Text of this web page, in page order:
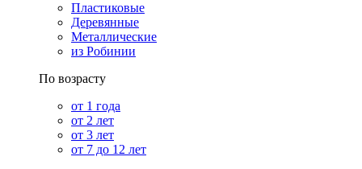
Пластиковые
Деревянные
Металлические
из Робинии
По возрасту
от 1 года
от 2 лет
от 3 лет
от 7 до 12 лет